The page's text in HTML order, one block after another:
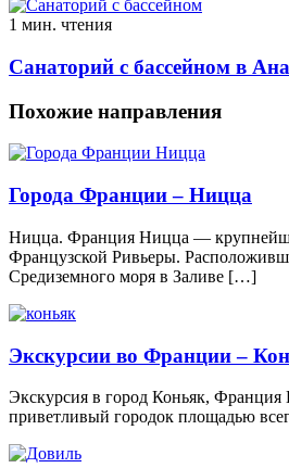
1 мин. чтения
Санаторий с бассейном в
Похожие направления
Города Франции – Ницца
Ницца. Франция Ницца —
Французской Ривьеры.
Средиземного моря в Заливе […]
Экскурсии во Франции –
Экскурсия в город Коньяк, Франция
приветливый городок площадью